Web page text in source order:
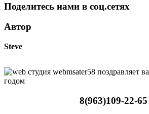
Поделитесь нами в соц.сетях
Автор
Steve
8(963)109-22-65